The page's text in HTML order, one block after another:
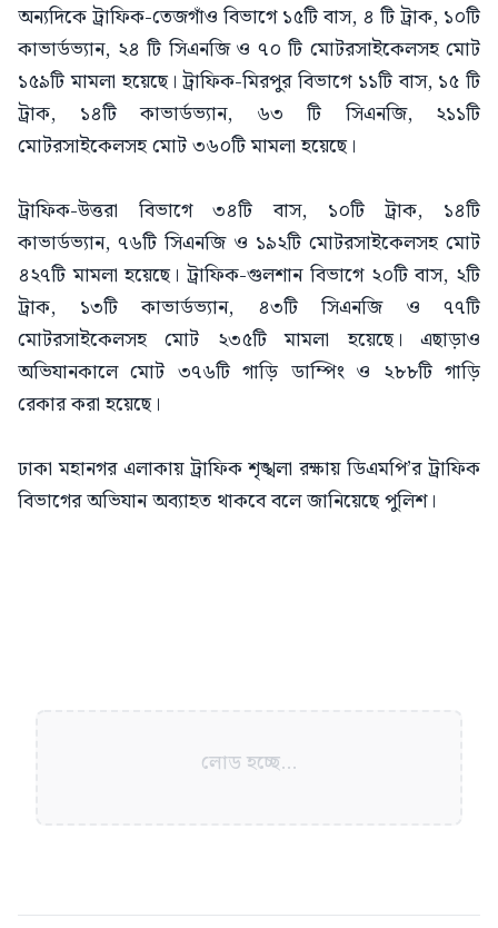
অন্যদিকে ট্রাফিক-তেজগাঁও বিভাগে ১৫টি বাস, ৪ টি ট্রাক, ১০টি
কাভার্ডভ্যান, ২৪ টি সিএনজি ও ৭০ টি মোটরসাইকেলসহ মোট
১৫৯টি মামলা হয়েছে। ট্রাফিক-মিরপুর বিভাগে ১১টি বাস, ১৫ টি
ট্রাক, ১৪টি কাভার্ডভ্যান, ৬৩ টি সিএনজি, ২১১টি
মোটরসাইকেলসহ মোট ৩৬০টি মামলা হয়েছে।
ট্রাফিক-উত্তরা বিভাগে ৩৪টি বাস, ১০টি ট্রাক, ১৪টি
কাভার্ডভ্যান, ৭৬টি সিএনজি ও ১৯২টি মোটরসাইকেলসহ মোট
৪২৭টি মামলা হয়েছে। ট্রাফিক-গুলশান বিভাগে ২০টি বাস, ২টি
ট্রাক, ১৩টি কাভার্ডভ্যান, ৪৩টি সিএনজি ও ৭৭টি
মোটরসাইকেলসহ মোট ২৩৫টি মামলা হয়েছে। এছাড়াও
অভিযানকালে মোট ৩৭৬টি গাড়ি ডাম্পিং ও ২৮৮টি গাড়ি
রেকার করা হয়েছে।
ঢাকা মহানগর এলাকায় ট্রাফিক শৃঙ্খলা রক্ষায় ডিএমপি’র ট্রাফিক
বিভাগের অভিযান অব্যাহত থাকবে বলে জানিয়েছে পুলিশ।
লোড হচ্ছে...